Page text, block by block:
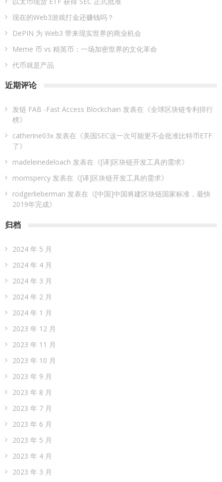
现在的Web3游戏打金还赚钱吗？
DePIN 为 Web3 带来现实世界的商业机会
Meme 币 vs 精英币：一场加密世界的文化革命
代币就是产品
近期评论
发链 FAB -Fast Access Blockchain 发表在《全球区块链专利排行
榜》
catherine03x 发表在《美国SEC这一次可能更不会批准比特币ETF
了》
madeleinedeloach 发表在《[译]区块链开发工具的需求》
morrispercy 发表在《[译]区块链开发工具的需求》
rodgerlieberman 发表在《[中国]中国将建区块链国家标准，最快
2019年完成》
归档
2024 年 5 月
2024 年 4 月
2024 年 3 月
2024 年 2 月
2024 年 1 月
2023 年 12 月
2023 年 11 月
2023 年 10 月
2023 年 9 月
2023 年 8 月
2023 年 7 月
2023 年 6 月
2023 年 5 月
2023 年 4 月
2023 年 3 月